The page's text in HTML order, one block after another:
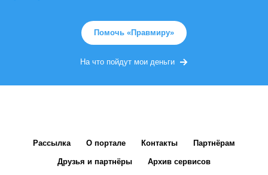
Помочь «Правмиру»
На что пойдут мои деньги
Рассылка О портале Контакты Партнёрам
Друзья и партнёры Архив сервисов